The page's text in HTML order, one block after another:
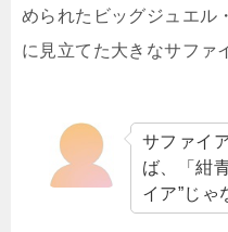
められたビッグジュエル・
に見立てた大きなサファ
サファイ
ば、「紺
イア”じゃ